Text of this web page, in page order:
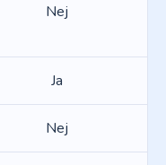
Nej
Ja
Nej